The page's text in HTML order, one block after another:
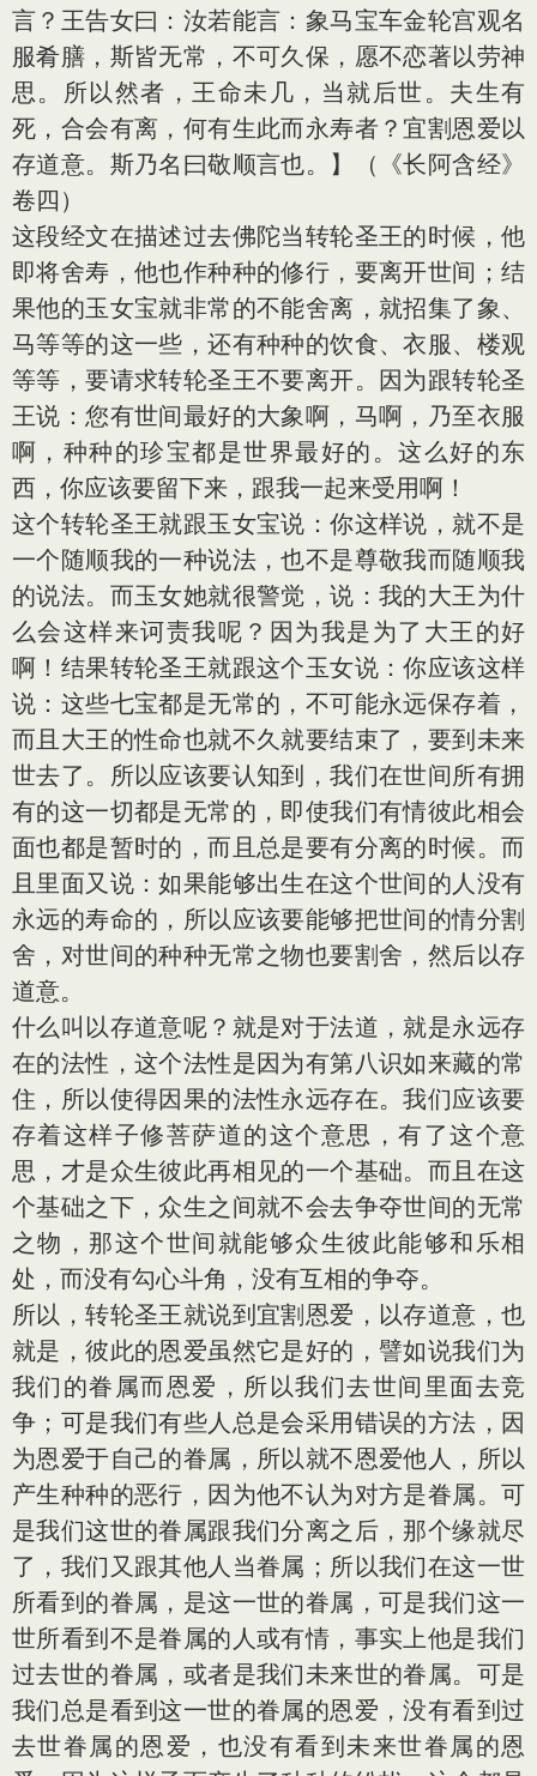
言？王告女曰：汝若能言：象马宝车金轮宫观名
服肴膳，斯皆无常，不可久保，愿不恋著以劳神
思。所以然者，王命未几，当就后世。夫生有
死，合会有离，何有生此而永寿者？宜割恩爱以
存道意。斯乃名曰敬顺言也。】（《长阿含经》
卷四）
这段经文在描述过去佛陀当转轮圣王的时候，他
即将舍寿，他也作种种的修行，要离开世间；结
果他的玉女宝就非常的不能舍离，就招集了象、
马等等的这一些，还有种种的饮食、衣服、楼观
等等，要请求转轮圣王不要离开。因为跟转轮圣
王说：您有世间最好的大象啊，马啊，乃至衣服
啊，种种的珍宝都是世界最好的。这么好的东
西，你应该要留下来，跟我一起来受用啊！
这个转轮圣王就跟玉女宝说：你这样说，就不是
一个随顺我的一种说法，也不是尊敬我而随顺我
的说法。而玉女她就很警觉，说：我的大王为什
么会这样来诃责我呢？因为我是为了大王的好
啊！结果转轮圣王就跟这个玉女说：你应该这样
说：这些七宝都是无常的，不可能永远保存着，
而且大王的性命也就不久就要结束了，要到未来
世去了。所以应该要认知到，我们在世间所有拥
有的这一切都是无常的，即使我们有情彼此相会
面也都是暂时的，而且总是要有分离的时候。而
且里面又说：如果能够出生在这个世间的人没有
永远的寿命的，所以应该要能够把世间的情分割
舍，对世间的种种无常之物也要割舍，然后以存
道意。
什么叫以存道意呢？就是对于法道，就是永远存
在的法性，这个法性是因为有第八识如来藏的常
住，所以使得因果的法性永远存在。我们应该要
存着这样子修菩萨道的这个意思，有了这个意
思，才是众生彼此再相见的一个基础。而且在这
个基础之下，众生之间就不会去争夺世间的无常
之物，那这个世间就能够众生彼此能够和乐相
处，而没有勾心斗角，没有互相的争夺。
所以，转轮圣王就说到宜割恩爱，以存道意，也
就是，彼此的恩爱虽然它是好的，譬如说我们为
我们的眷属而恩爱，所以我们去世间里面去竞
争；可是我们有些人总是会采用错误的方法，因
为恩爱于自己的眷属，所以就不恩爱他人，所以
产生种种的恶行，因为他不认为对方是眷属。可
是我们这世的眷属跟我们分离之后，那个缘就尽
了，我们又跟其他人当眷属；所以我们在这一世
所看到的眷属，是这一世的眷属，可是我们这一
世所看到不是眷属的人或有情，事实上他是我们
过去世的眷属，或者是我们未来世的眷属。可是
我们总是看到这一世的眷属的恩爱，没有看到过
去世眷属的恩爱，也没有看到未来世眷属的恩